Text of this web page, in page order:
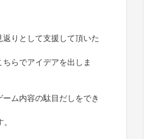
りとして支援して頂いた
らでアイデアを出しま
ム内容の駄目だしをでき